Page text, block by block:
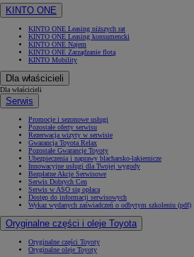
KINTO ONE
KINTO ONE Leasing niższych rat
KINTO ONE Leasing konsumencki
KINTO ONE Najem
KINTO ONE Zarządzanie flotą
KINTO Mobility
Dla właścicieli
Dla właścicieli
Serwis
Promocje i sezonowe usługi
Pozostałe oferty serwisu
Rezerwacja wizyty w serwisie
Gwarancja Toyota Relax
Pozostałe Gwarancje Toyoty
Ubezpieczenia i naprawy blacharsko-lakiernicze
Innowacyjne usługi dla Twojej wygody
Bezpłatne Akcje Serwisowe
Serwis Dobrych Cen
Serwis w ASO się opłaca
Dostęp do informacji serwisowych
Wykaz wydanych zaświadczeń o odbytym szkoleniu (pdf)
Oryginalne części i oleje Toyota
Oryginalne części Toyoty
Oryginalne oleje Toyoty